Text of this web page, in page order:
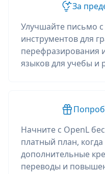
За
Улучшайте письмо
инструментов для
перефразирования
языков для учебы и
Начните с OpenL
платный план,
дополнительные
переводы и